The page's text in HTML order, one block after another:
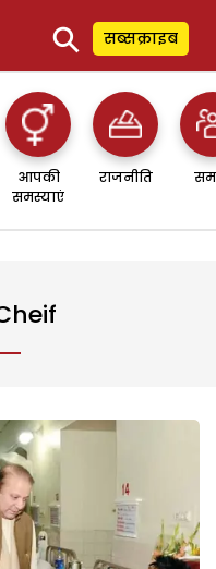
⚲ सब्सक्राइब
आपकी
समस्याएं
राजनीति